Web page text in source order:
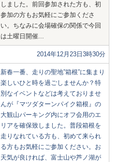
しました。前回参加された方も、初
参加の方もお気軽にご参加くださ
い。ちなみに会場確保の関係で今回
は土曜日開催...
2014年12月23日3時30分
新春一番、走りの聖地”箱根”に集まり
楽しいひと時を過ごしませんか？特
別なイベントなどは考えておりませ
んが『マツダターンパイク箱根』の
大観山パーキング内にオフ会用のエ
リアを確保致しました。普段箱根を
走りなれている方も、初めて来られ
る方もお気軽にご参加ください。お
天気が良ければ、富士山や芦ノ湖が